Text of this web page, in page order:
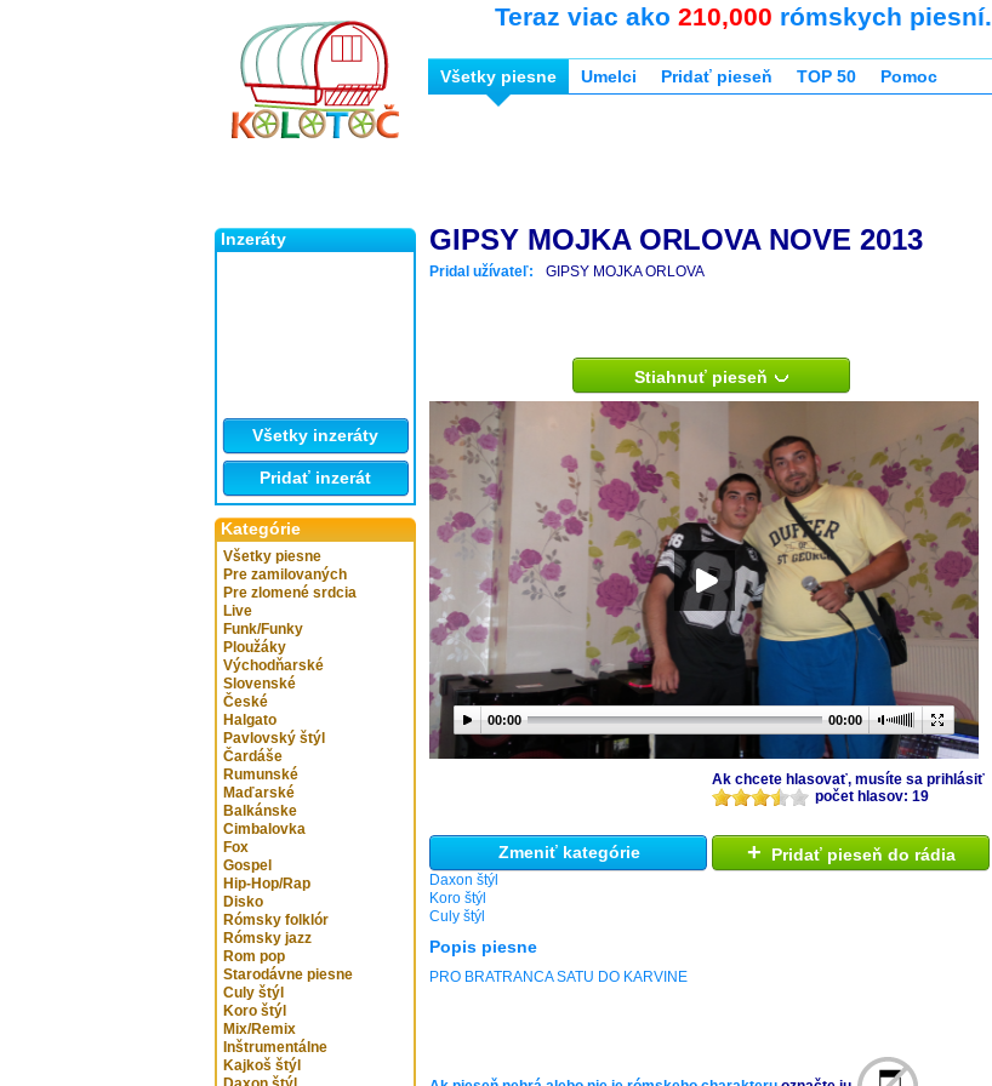
Inzeráty
Všetky inzeráty
Pridať inzerát
Kategórie
Všetky piesne
Pre zamilovaných
Pre zlomené srdcia
Live
Funk/Funky
Ploužáky
Východňarské
Slovenské
České
Halgato
Pavlovský štýl
Čardáše
Rumunské
Maďarské
Balkánske
Cimbalovka
Fox
Gospel
Hip-Hop/Rap
Disko
Rómsky folklór
Rómsky jazz
Rom pop
Starodávne piesne
Culy štýl
Koro štýl
Mix/Remix
Inštrumentálne
Kajkoš štýl
Teraz viac ako 210,000 rómskych piesní.
Všetky piesne Umelci Pridať pieseň TOP 50 Pomoc
GIPSY MOJKA ORLOVA NOVE 2013
Pridal užívateľ: GIPSY MOJKA ORLOVA
Stiahnuť pieseň
00:00 00:00
Ak chcete hlasovať, musíte sa prihlásiť
počet hlasov: 19
Zmeniť kategórie
Daxon štýl
Koro štýl
Culy štýl
+ Pridať pieseň do rádia
Popis piesne
PRO BRATRANCA SATU DO KARVINE